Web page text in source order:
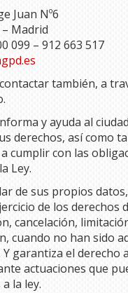
Juan Nº6
– Madrid
099 – 912 663 517
también, a
y ayuda al
derechos, así como
cumplir con las
Ley.
de sus propios datos,
de los derechos
cancelación,
cuando no han sido
Y garantiza el derecho
actuaciones que
la ley.